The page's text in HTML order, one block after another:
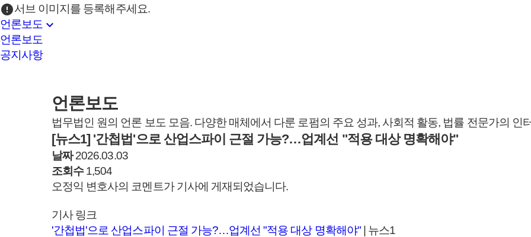
error서브 이미지를 등록해주세요.
언론보도 expand_more
언론보도
공지사항
언론보도
법무법인 원의 언론 보도 모음. 다양한 매체에서 다룬 로펌의 주요 성과, 사회적 활동, 법률 전문가의 인
[뉴스1] '간첩법'으로 산업스파이 근절 가능?…업계선 "적용 대상 명확해야"
날짜2026.03.03
조회수1,504
오정익 변호사의 코멘트가 기사에 게재되었습니다.
기사 링크
'간첩법'으로 산업스파이 근절 가능?…업계선 "적용 대상 명확해야"| 뉴스1